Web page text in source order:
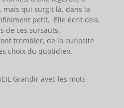
mais qui surgit là, dans la
petit. Elle écrit cela,
de ces sursauts,
trembler, de la curiosité
choix du quotidien.
Grandir avec les mots